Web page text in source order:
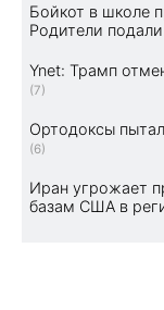
Бойкот в школе
Родители
Ynet: Трамп
(7)
Ортодоксы
(6)
Иран угрожает
базам США в